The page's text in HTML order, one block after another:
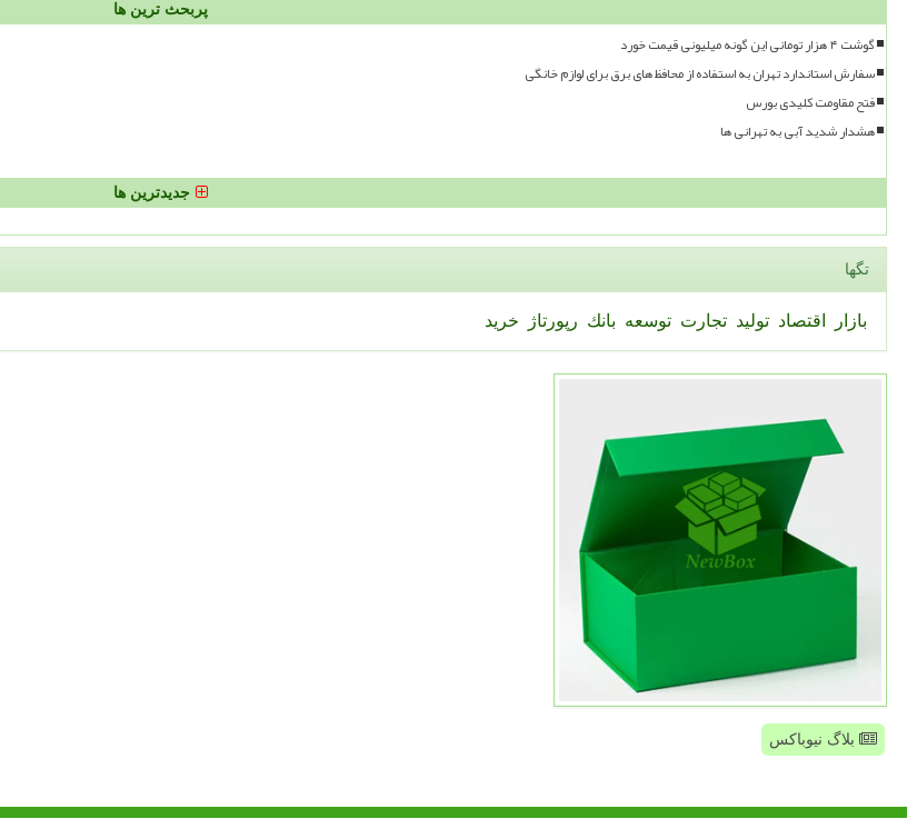
پربحث ترین ها
گوشت ۴ هزار تومانی این گونه میلیونی قیمت خورد
سفارش استاندارد تهران به استفاده از محافظ های برق برای لوازم خانگی
فتح مقاومت کلیدی بورس
هشدار شدید آبی به تهرانی ها
جدیدترین ها
تگها
بازار اقتصاد تولید تجارت توسعه بانك رپورتاژ خرید
بلاگ نیوباکس